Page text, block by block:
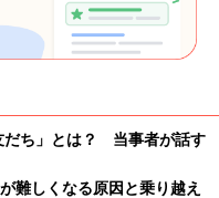
だち」とは？ 当事者が話す
難しくなる原因と乗り越え